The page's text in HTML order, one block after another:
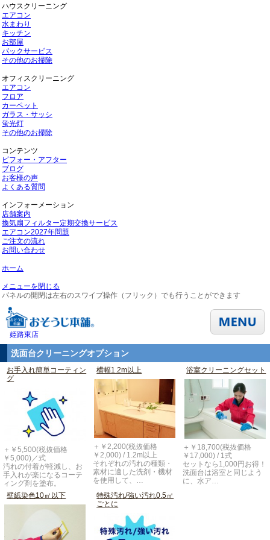
ハウスクリーニング
エアコン
水まわり
キッチン
お部屋
パックサービス
その他のお掃除
オフィスクリーニング
エアコン
フロア
カーペット
ガラス・サッシ
蛍光灯
その他のお掃除
コンテンツ
ビフォー・アフター
ブログ
お客様の声
よくある質問
インフォーメーション
店舗案内
換気扇フィルター定期交換サービス
エアコン2027年問題
ご注文の流れ
お問い合わせ
ホーム
メニューを閉じる
パネルの開閉は左右のスワイプ操作（フリック）でも行うことができます
姫路東店
洗面台クリーニングオプション
お手入れ簡単コーティン
グ
＋￥5,500(税抜価格
￥5,000)／式
汚れの付着が軽減し、お
手入れが楽になるコーテ
ィング剤を塗布。
横幅1.2m以上
＋￥2,200(税抜価格
￥2,000) / 1.2m以上
それぞれの汚れの種類・
素材に適した洗剤・機材
を使用して、…
浴室クリーニングセット
＋￥18,700(税抜価格
￥17,000) / 1式
セットなら1,000円お得！
洗面台は浴室と同じよう
に、水ア…
壁紙染色10㎡以下
特殊汚れ/強い汚れ0.5㎡
ごとに